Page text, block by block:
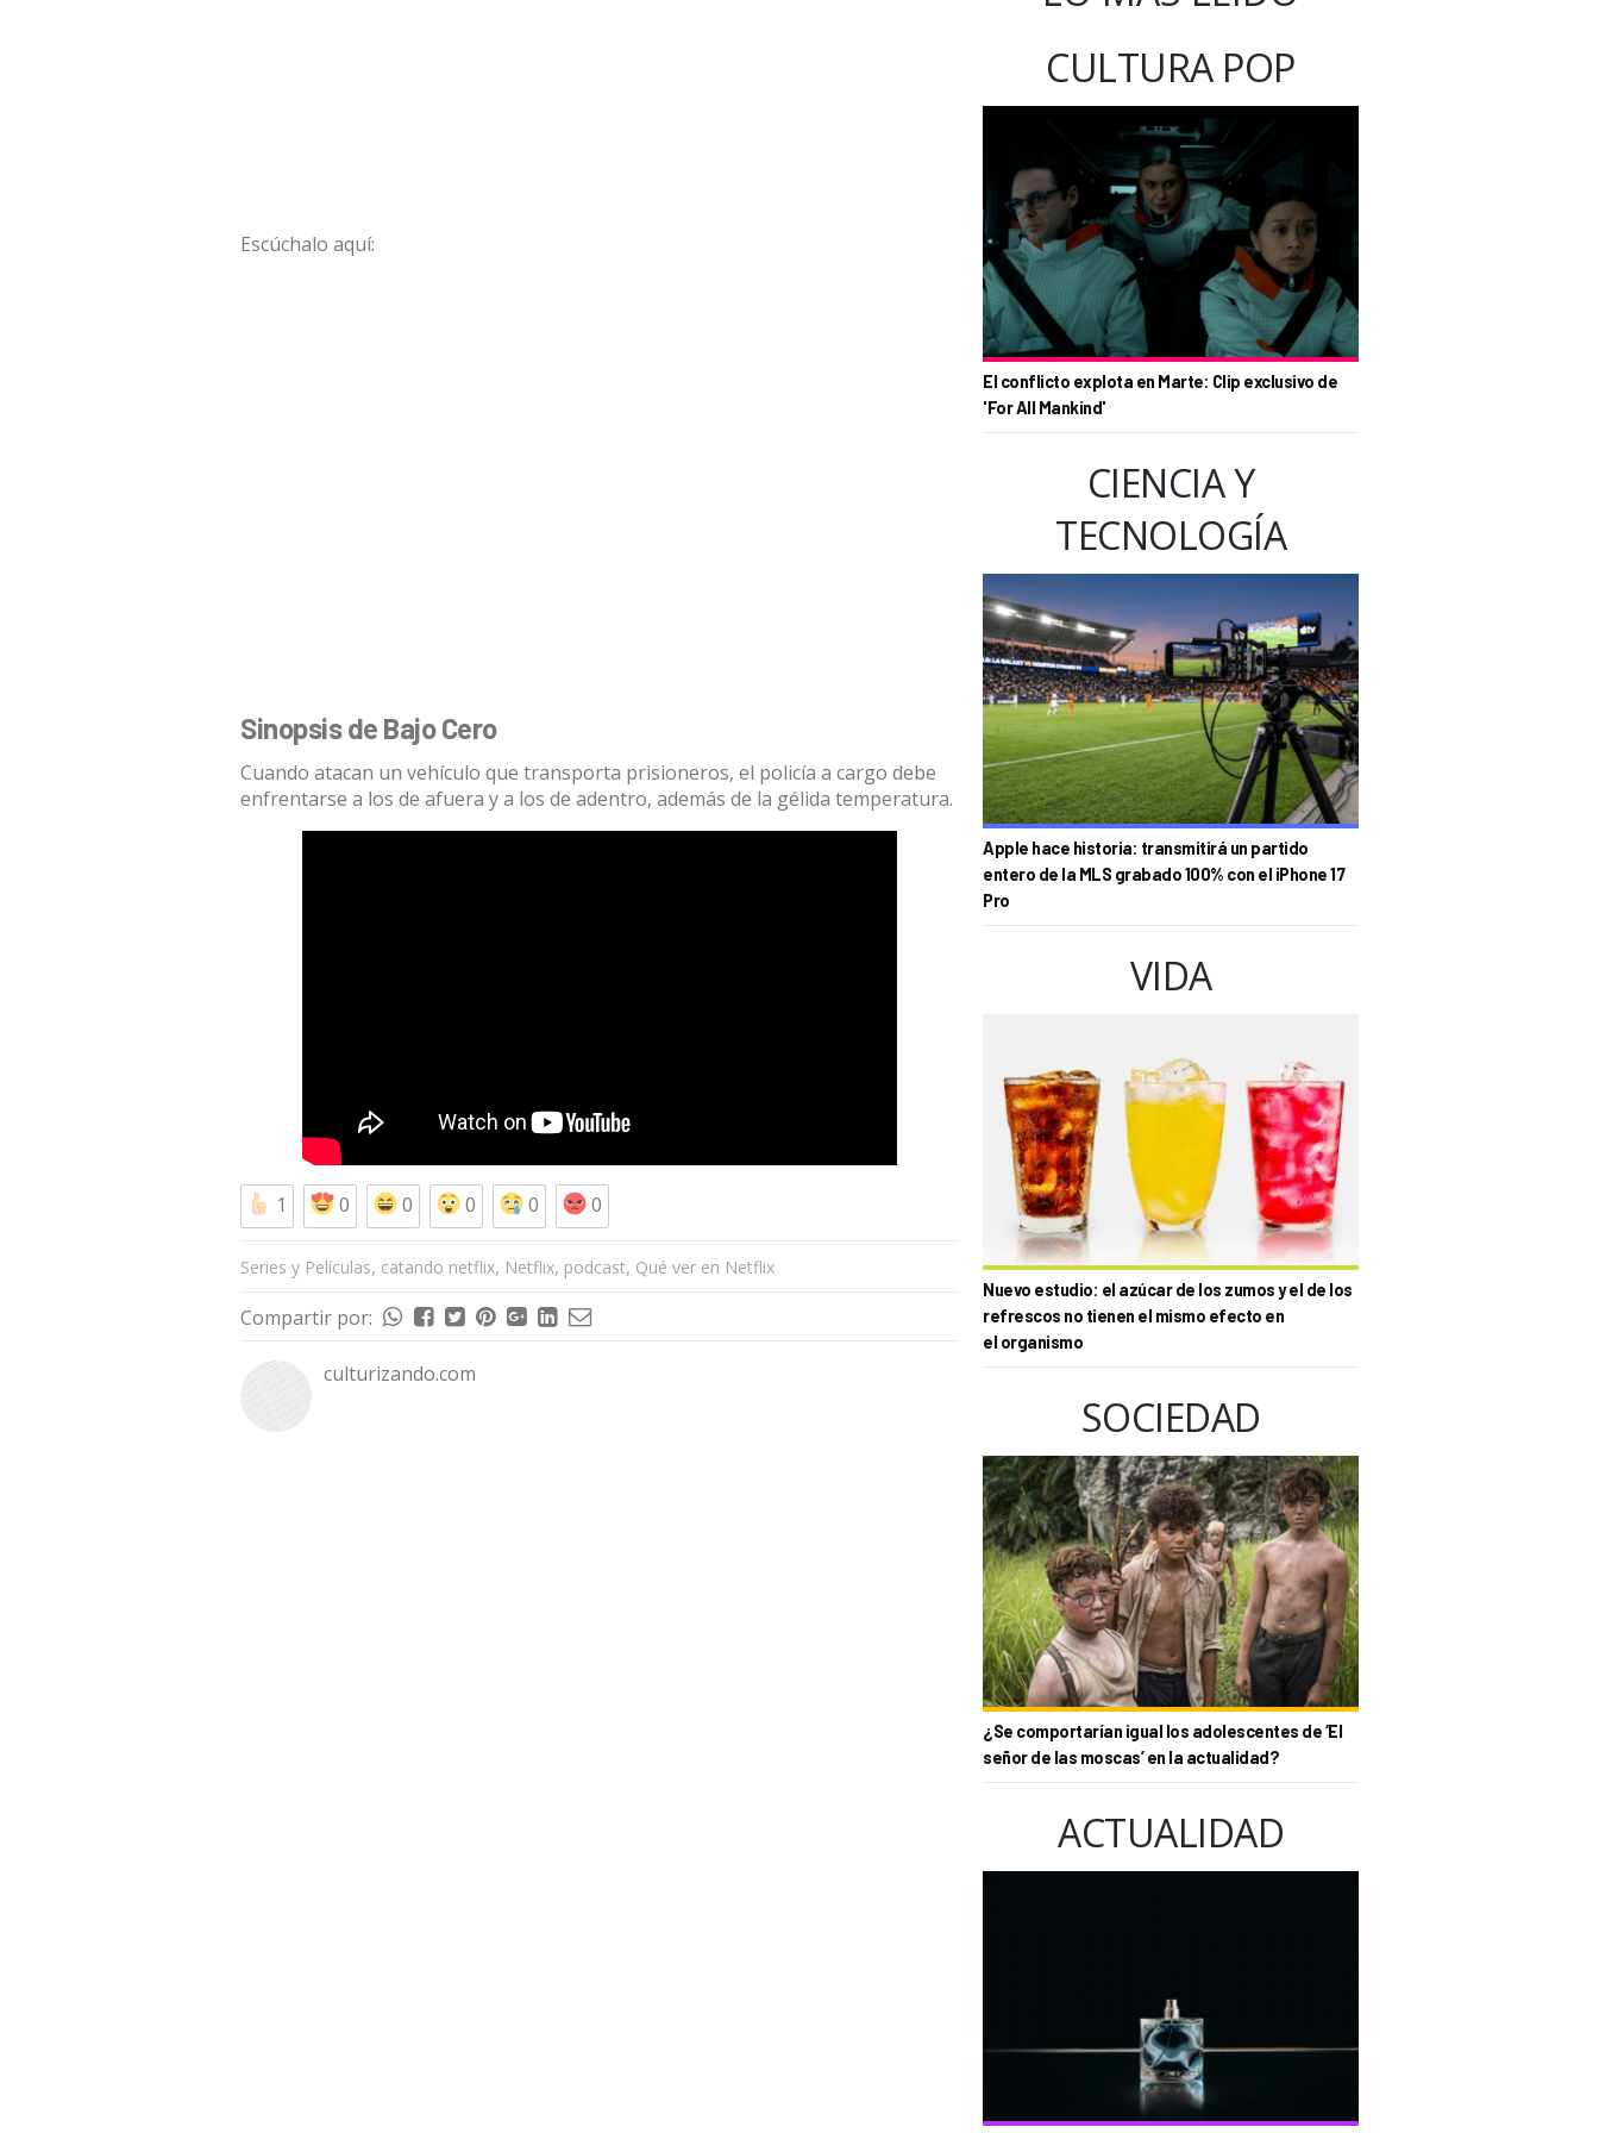
Escúchalo aquí:
Sinopsis de Bajo Cero
Cuando atacan un vehículo que transporta prisioneros, el policía a cargo debe
enfrentarse a los de afuera y a los de adentro, además de la gélida temperatura.
1 0 0 0 0 0
Series y Películas, catando netflix, Netflix, podcast, Qué ver en Netflix
Compartir por:
culturizando.com
CULTURA POP
El conflicto explota en Marte: Clip exclusivo de
'For All Mankind'
CIENCIA Y
TECNOLOGÍA
Apple hace historia: transmitirá un partido
entero de la MLS grabado 100% con el iPhone 17
Pro
VIDA
Nuevo estudio: el azúcar de los zumos y el de los
refrescos no tienen el mismo efecto en
el organismo
SOCIEDAD
¿Se comportarían igual los adolescentes de ‘El
señor de las moscas’ en la actualidad?
ACTUALIDAD